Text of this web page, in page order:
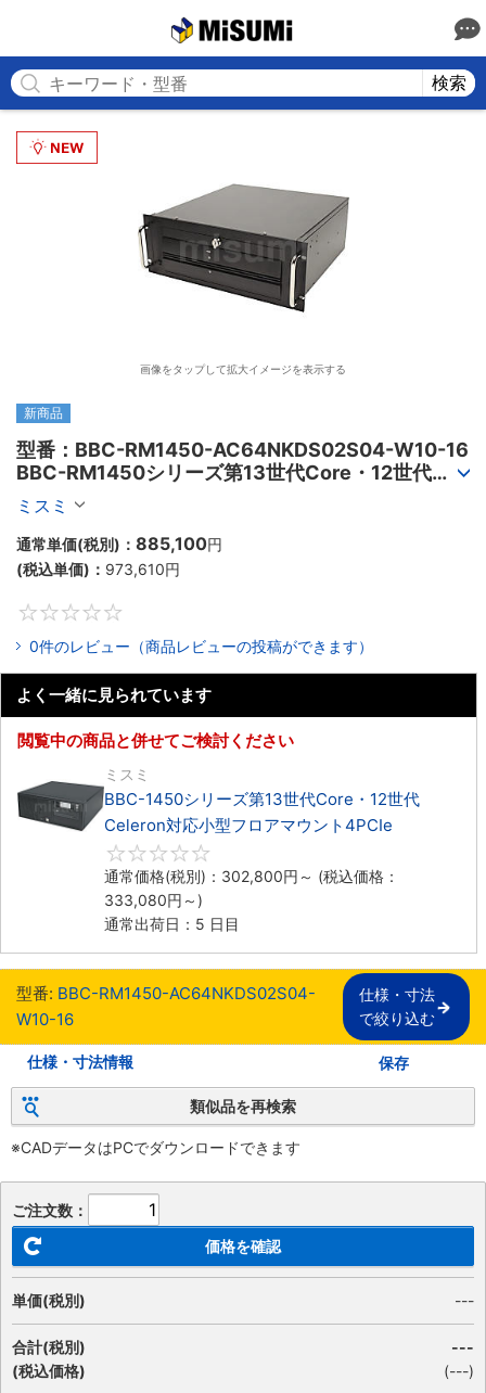
検索
画像をタップして拡大イメージを表示する
新商品
型番：BBC-RM1450-AC64NKDS02S04-W10-16
BBC-RM1450シリーズ第13世代Core・12世代
Celeron対応ラックマウント4PCIe
ミスミ
通常単価(税別)： 885,100円
(税込単価)： 973,610円
0件のレビュー（商品レビューの投稿ができます）
よく一緒に見られています
閲覧中の商品と併せてご検討ください
ミスミ
BBC-1450シリーズ第13世代Core・12世代
Celeron対応小型フロアマウント4PCIe
通常価格(税別)： 302,800円 ～ (税込価格：
333,080円 ～)
通常出荷日：5 日目
型番: BBC-RM1450-AC64NKDS02S04-
W10-16
仕様・寸法
で絞り込む
仕様・寸法情報 保存
類似品を再検索
※CADデータはPCでダウンロードできます
ご注文数：
価格を確認
単価(税別) ---
合計(税別)
(税込価格)
---
(---)